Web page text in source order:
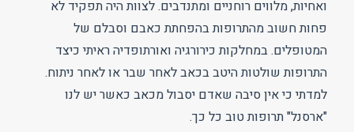
ואחיות, מלווים רוחניים ומתנדבים. לצוות היה תפקיד לא
פחות חשוב מהתרופות בהפחתת כאבם וסבלם של
המטופלים. במחלקות כירורגיה ואורתופדיה ראיתי כיצד
התרופות שולטות היטב בכאב לאחר שבר או לאחר ניתוח.
למדתי כי אין סיבה שאדם יסבול מכאב כאשר יש לנו
"ארסנל" תרופות טוב כל כך.